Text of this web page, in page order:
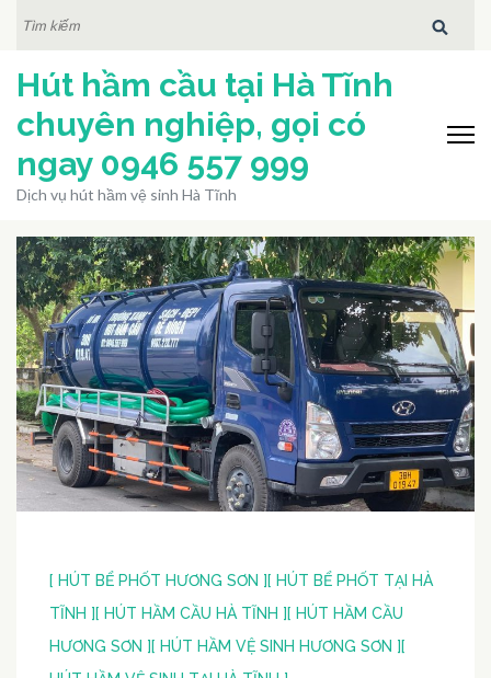
qua
dung
Enter)
Hút hầm cầu tại Hà Tĩnh
chuyên nghiệp, gọi có
ngay 0946 557 999
Dịch vụ hút hầm vệ sinh Hà Tĩnh
[ HÚT BỂ PHỐT HƯƠNG SƠN ] [ HÚT BỂ PHỐT TẠI HÀ
TĨNH ] [ HÚT HẦM CẦU HÀ TĨNH ] [ HÚT HẦM CẦU
HƯƠNG SƠN ] [ HÚT HẦM VỆ SINH HƯƠNG SƠN ] [